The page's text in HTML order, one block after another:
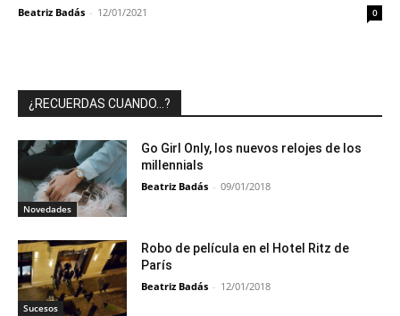
Beatriz Badás - 12/01/2021 0
¿RECUERDAS CUANDO…?
Novedades
Go Girl Only, los nuevos relojes de los
millennials
Beatriz Badás - 09/01/2018
Sucesos
Robo de película en el Hotel Ritz de
París
Beatriz Badás - 12/01/2018